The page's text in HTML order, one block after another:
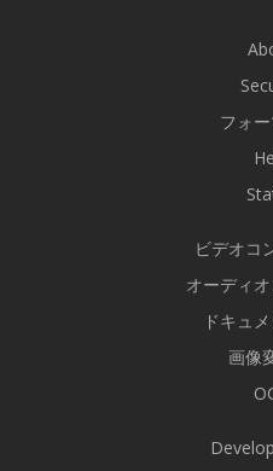
フォ
ビデオコ
オーディ
ドキュ
画像